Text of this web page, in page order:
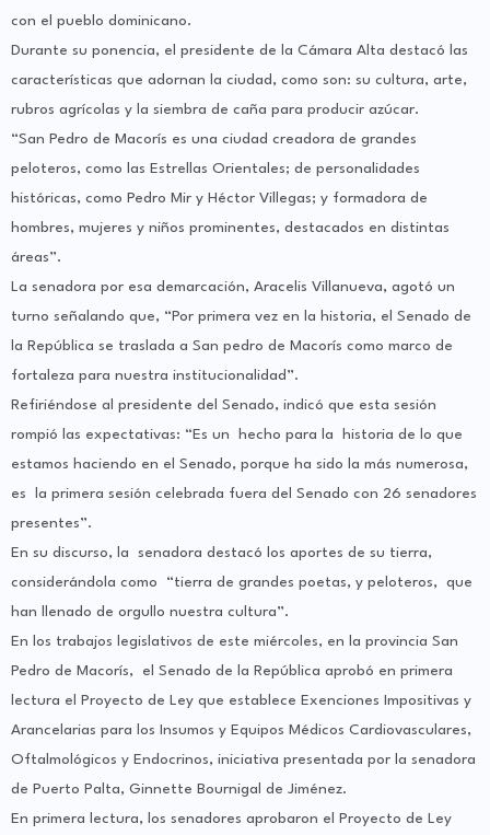
con el pueblo dominicano.
Durante su ponencia, el presidente de la Cámara Alta destacó las
características que adornan la ciudad, como son: su cultura, arte,
rubros agrícolas y la siembra de caña para producir azúcar.
“San Pedro de Macorís es una ciudad creadora de grandes
peloteros, como las Estrellas Orientales; de personalidades
históricas, como Pedro Mir y Héctor Villegas; y formadora de
hombres, mujeres y niños prominentes, destacados en distintas
áreas”.
La senadora por esa demarcación, Aracelis Villanueva, agotó un
turno señalando que, “Por primera vez en la historia, el Senado de
la República se traslada a San pedro de Macorís como marco de
fortaleza para nuestra institucionalidad”.
Refiriéndose al presidente del Senado, indicó que esta sesión
rompió las expectativas: “Es un hecho para la historia de lo que
estamos haciendo en el Senado, porque ha sido la más numerosa,
es la primera sesión celebrada fuera del Senado con 26 senadores
presentes”.
En su discurso, la senadora destacó los aportes de su tierra,
considerándola como “tierra de grandes poetas, y peloteros, que
han llenado de orgullo nuestra cultura”.
En los trabajos legislativos de este miércoles, en la provincia San
Pedro de Macorís, el Senado de la República aprobó en primera
lectura el Proyecto de Ley que establece Exenciones Impositivas y
Arancelarias para los Insumos y Equipos Médicos Cardiovasculares,
Oftalmológicos y Endocrinos, iniciativa presentada por la senadora
de Puerto Palta, Ginnette Bournigal de Jiménez.
En primera lectura, los senadores aprobaron el Proyecto de Ley